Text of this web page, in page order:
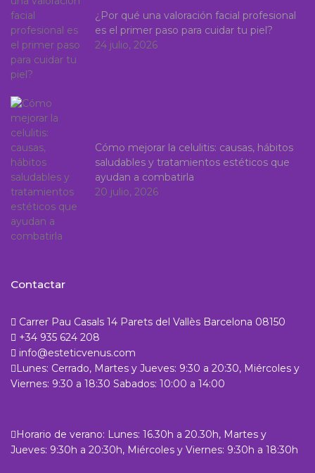
¿Por qué una valoración facial profesional
es el primer paso para cuidar tu piel?
24 julio, 2026
Cómo mejorar la celulitis: causas, hábitos
saludables y tratamientos estéticos que
ayudan a combatirla
20 julio, 2026
Contactar
Carrer Pau Casals 14 Parets del Vallès Barcelona 08150
+34 935 624 208
info@esteticvenus.com
Lunes: Cerrado, Martes y Jueves: 9:30 a 20:30, Miércoles y
Viernes: 9:30 a 18:30 Sabados: 10:00 a 14:00
Horario de verano: Lunes: 16.30h a 20.30h, Martes y
Jueves: 9:30h a 20:30h, Miércoles y Viernes: 9:30h a 18:30h